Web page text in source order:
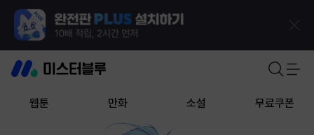
웹툰 만화 소설 무료쿠폰